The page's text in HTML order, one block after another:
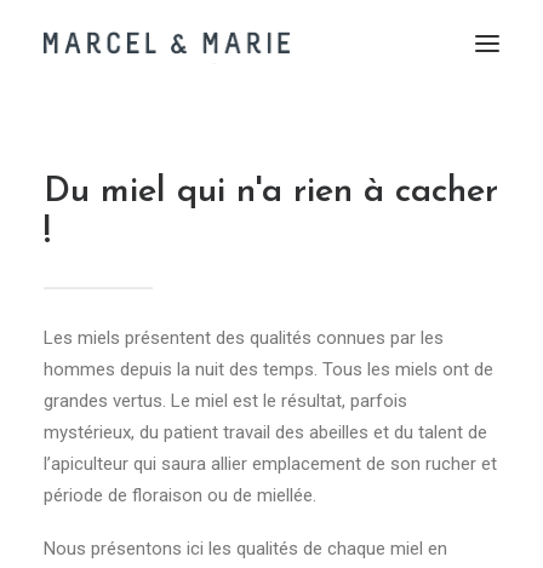
Qui sommes-nous ?
Nous contacter
Du miel qui n'a rien à cacher
!
Les miels présentent des qualités connues par les
hommes depuis la nuit des temps. Tous les miels ont de
grandes vertus. Le miel est le résultat, parfois
mystérieux, du patient travail des abeilles et du talent de
l’apiculteur qui saura allier emplacement de son rucher et
période de floraison ou de miellée.
Nous présentons ici les qualités de chaque miel en